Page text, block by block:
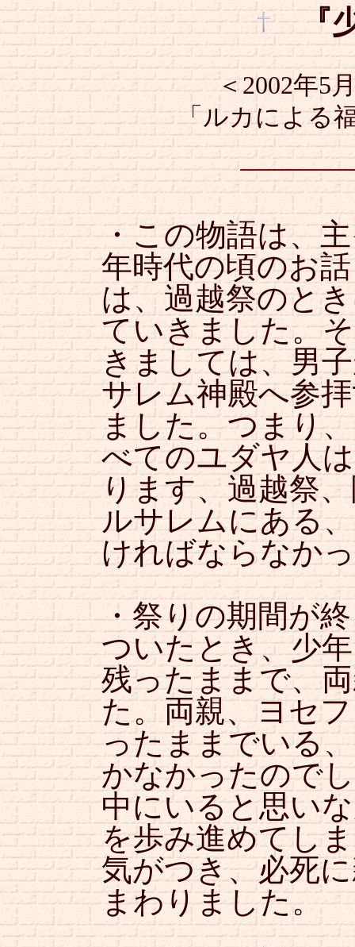
『
＜2002年5
「ルカによる
・この物語は、
年時代の頃のお
は、過越祭のと
ていきました。
きましては、男
サレム神殿へ参
ました。つまり
べてのユダヤ人
ります、過越祭
ルサレムにある
ければならなか
・祭りの期間が
ついたとき、少
残ったままで、
た。両親、ヨセ
ったままでいる
かなかったので
中にいると思い
を歩み進めてし
気がつき、必死
まわりました。